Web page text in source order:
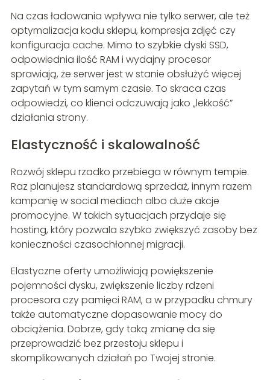
Na czas ładowania wpływa nie tylko serwer, ale też
optymalizacja kodu sklepu, kompresja zdjęć czy
konfiguracja cache. Mimo to szybkie dyski SSD,
odpowiednia ilość RAM i wydajny procesor
sprawiają, że serwer jest w stanie obsłużyć więcej
zapytań w tym samym czasie. To skraca czas
odpowiedzi, co klienci odczuwają jako „lekkość”
działania strony.
Elastyczność i skalowalność
Rozwój sklepu rzadko przebiega w równym tempie.
Raz planujesz standardową sprzedaż, innym razem
kampanię w social mediach albo duże akcje
promocyjne. W takich sytuacjach przydaje się
hosting, który pozwala szybko zwiększyć zasoby bez
konieczności czasochłonnej migracji.
Elastyczne oferty umożliwiają powiększenie
pojemności dysku, zwiększenie liczby rdzeni
procesora czy pamięci RAM, a w przypadku chmury
także automatyczne dopasowanie mocy do
obciążenia. Dobrze, gdy taką zmianę da się
przeprowadzić bez przestoju sklepu i
skomplikowanych działań po Twojej stronie.